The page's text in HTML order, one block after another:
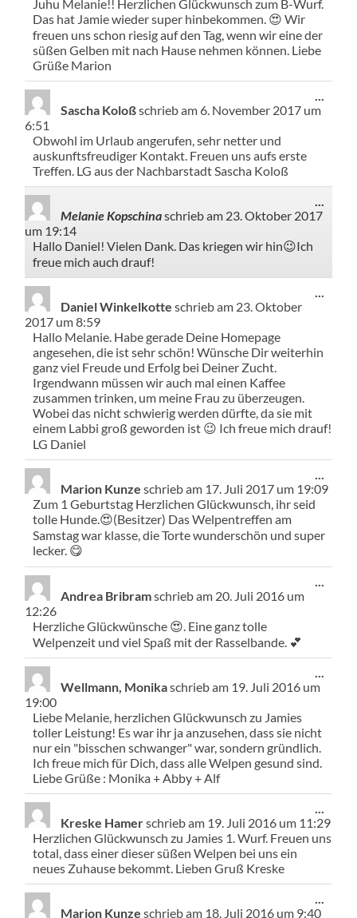
Juhu Melanie!! Herzlichen Glückwunsch zum B-Wurf.
Das hat Jamie wieder super hinbekommen. 😍 Wir
freuen uns schon riesig auf den Tag, wenn wir eine der
süßen Gelben mit nach Hause nehmen können. Liebe
Grüße Marion
Sascha Koloßschrieb am 6. November 2017 um
6:51
Obwohl im Urlaub angerufen, sehr netter und
auskunftsfreudiger Kontakt. Freuen uns aufs erste
Treffen. LG aus der Nachbarstadt Sascha Koloß
Melanie Kopschinaschrieb am 23. Oktober 2017
um 19:14
Hallo Daniel! Vielen Dank. Das kriegen wir hin😉Ich
freue mich auch drauf!
Daniel Winkelkotteschrieb am 23. Oktober
2017 um8:59
Hallo Melanie. Habe gerade Deine Homepage
angesehen, die ist sehr schön! Wünsche Dir weiterhin
ganz viel Freude und Erfolg bei Deiner Zucht.
Irgendwann müssen wir auch mal einen Kaffee
zusammen trinken, um meine Frau zu überzeugen.
Wobei das nicht schwierig werden dürfte, da sie mit
einem Labbi groß geworden ist 😉 Ich freue mich drauf!
LG Daniel
Marion Kunzeschrieb am 17. Juli 2017 um 19:09
Zum 1 Geburtstag Herzlichen Glückwunsch, ihr seid
tolle Hunde.😍(Besitzer) Das Welpentreffen am
Samstag war klasse, die Torte wunderschön und super
lecker. 😋
ein-/
Andrea Bribramschrieb am 20. Juli 2016 um
12:26
Herzliche Glückwünsche 😍. Eine ganz tolle
Welpenzeit und viel Spaß mit der Rasselbande. 💕
Wellmann, Monikaschrieb am 19. Juli 2016 um
19:00
Liebe Melanie, herzlichen Glückwunsch zu Jamies
toller Leistung! Es war ihr ja anzusehen, dass sie nicht
nur ein "bisschen schwanger" war, sondern gründlich.
Ich freue mich für Dich, dass alle Welpen gesund sind.
Liebe Grüße : Monika + Abby + Alf
Kreske Hamerschrieb am 19. Juli 2016 um 11:29
Herzlichen Glückwunsch zu Jamies 1. Wurf. Freuen uns
total, dass einer dieser süßen Welpen bei uns ein
neues Zuhause bekommt. Lieben Gruß Kreske
ein-/
Marion Kunzeschrieb am 18. Juli 2016 um 9:40